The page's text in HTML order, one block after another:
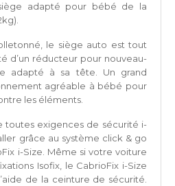
adapté pour bébé de la
le siège auto est tout
d’un réducteur pour nouveau-
adapté à sa tête. Un grand
agréable à bébé pour
les éléments.
toutes exigences de sécurité i-
grâce au système click & go
i-Size. Même si votre voiture
Isofix, le CabrioFix i-Size
de la ceinture de sécurité.